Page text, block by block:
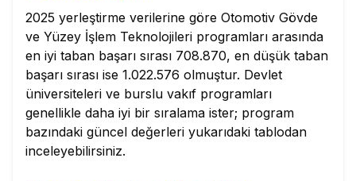
2025 yerleştirme verilerine göre Otomotiv Gövde
ve Yüzey İşlem Teknolojileri programları arasında
en iyi taban başarı sırası 708.870, en düşük taban
başarı sırası ise 1.022.576 olmuştur. Devlet
üniversiteleri ve burslu vakıf programları
genellikle daha iyi bir sıralama ister; program
bazındaki güncel değerleri yukarıdaki tablodan
inceleyebilirsiniz.